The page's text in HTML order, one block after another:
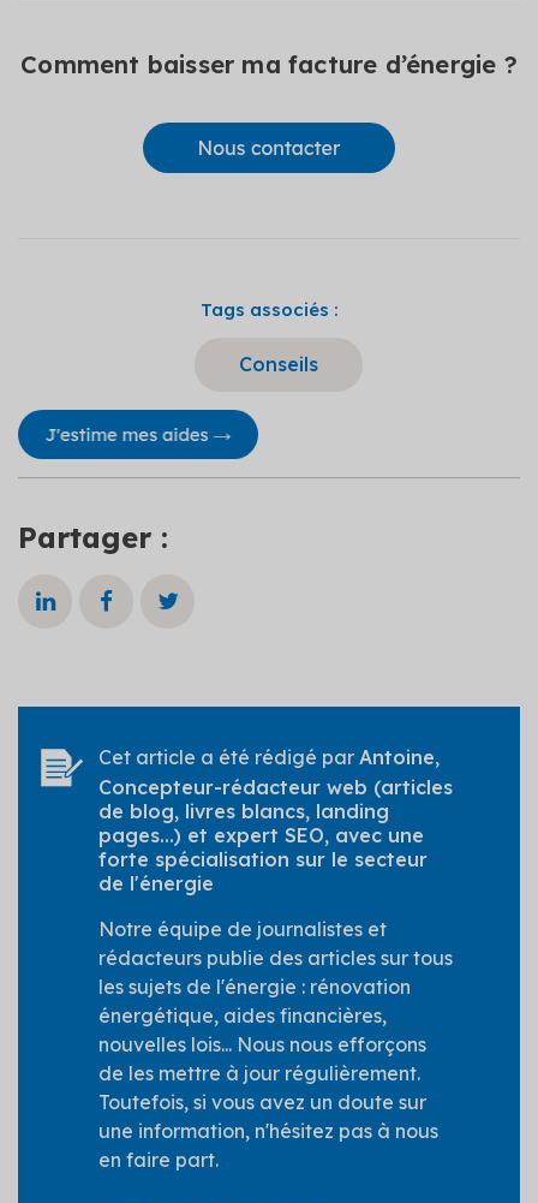
Partager :
Comment baisser ma facture d’énergie ?
Tags associés :
Conseils
Cet article a été rédigé par Antoine,
Concepteur-rédacteur web (articles
de blog, livres blancs, landing
pages...) et expert SEO, avec une
forte spécialisation sur le secteur
de l'énergie
Notre équipe de journalistes et
rédacteurs publie des articles sur tous
les sujets de l'énergie : rénovation
énergétique, aides financières,
nouvelles lois... Nous nous efforçons
de les mettre à jour régulièrement.
Toutefois, si vous avez un doute sur
une information, n'hésitez pas à nous
en faire part.